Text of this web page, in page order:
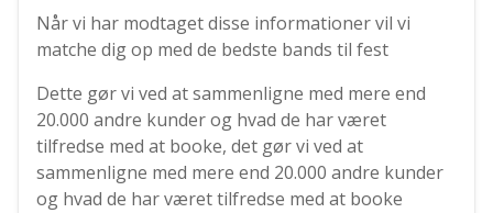
Når vi har modtaget disse informationer vil vi
matche dig op med de bedste bands til fest
Dette gør vi ved at sammenligne med mere end
20.000 andre kunder og hvad de har været
tilfredse med at booke, det gør vi ved at
sammenligne med mere end 20.000 andre kunder
og hvad de har været tilfredse med at booke